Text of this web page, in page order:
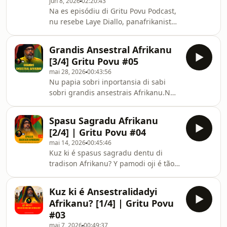
komunidadi reggae na Kau Verdi
através di música, kultura y
konsiensia.Durante konversa, nu
Na es episódiu di Gritu Povu Podcast,
nu resebe Laye Diallo, panafrikanista,
di kontinenti.Nu analisa papel di kes
principais líderes ki marka istória di
Senegal y influénsia ki poténsias
stranjeru, spesialmenti França, ten na
trajétoria di pais.Nu também papia
sobri nesesidadi di Áfrika ganha más
autonomia, diminui depend
Grandis Ansestral Afrikanu
[3/4] Gritu Povu #05
mai 28, 202600:43:56
Nu papia sobri inportansia di sabi
sobri grandis ansestrais Afrikanu.Nu
nomis istóriku, es konversa ta mostra
ma ancestralidadi também é
kontinuidade, resisténsia y
konsiensia.
Spasu Sagradu Afrikanu
[2/4] | Gritu Povu #04
mai 14, 202600:45:46
Kuz ki é spasus sagradu dentu di
tradison Afrikanu? Y pamodi oji é tão
ligason ansestral?Na es episódju, nu
papia sobri kolonialismu, identidadi,
komunidade y nesesidadi di nu
Kuz ki é Ansestralidadyi
Afrikanu? [1/4] | Gritu Povu
#03
mai 7, 202600:49:37